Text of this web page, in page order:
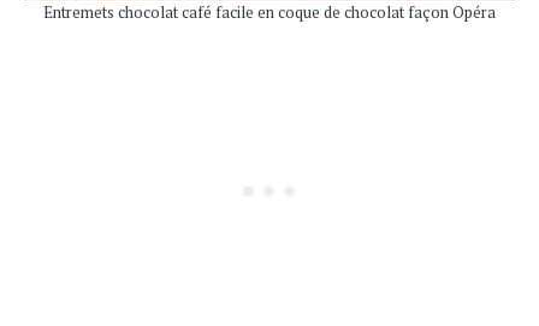
Entremets chocolat café facile en coque de chocolat façon Opéra